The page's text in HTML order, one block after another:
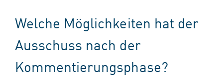
Welche Möglichkeiten hat der
Ausschuss nach der
Kommentierungsphase?